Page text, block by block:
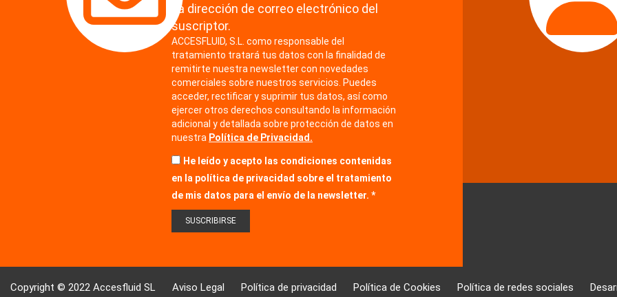
La dirección de correo electrónico del
suscriptor.
ACCESFLUID, S.L. como responsable del
tratamiento tratará tus datos con la finalidad de
remitirte nuestra newsletter con novedades
comerciales sobre nuestros servicios. Puedes
acceder, rectificar y suprimir tus datos, así como
ejercer otros derechos consultando la información
adicional y detallada sobre protección de datos en
nuestra Política de Privacidad.
He leído y acepto las condiciones contenidas
en la política de privacidad sobre el tratamiento
de mis datos para el envío de la newsletter.
Copyright © 2022 Accesfluid SL Aviso Legal Política de privacidad Política de Cookies Política de redes sociales